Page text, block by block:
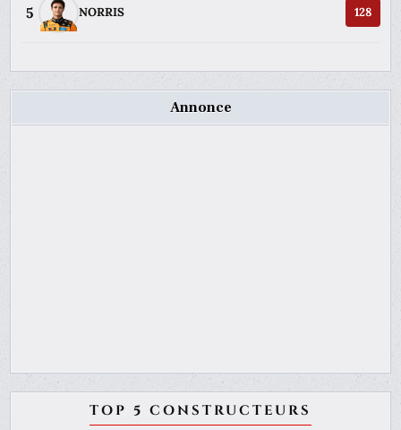
5 NORRIS 128
Annonce
TOP 5 CONSTRUCTEURS